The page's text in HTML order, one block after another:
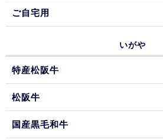
ご自宅用
いがや
特産松阪牛
松阪牛
国産黒毛和牛